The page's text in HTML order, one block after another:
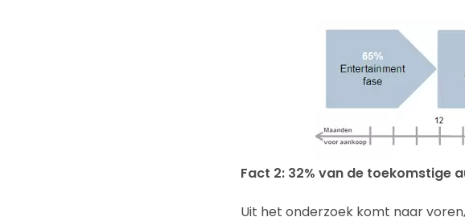
Fact 2: 32% van de toekomstige
Uit het onderzoek komt naar